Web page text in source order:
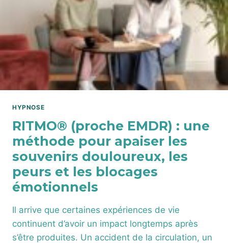
HYPNOSE
RITMO® (proche EMDR) : une
méthode pour apaiser les
souvenirs douloureux, les
peurs et les blocages
émotionnels
Il arrive que certaines expériences de vie
continuent d’avoir un impact longtemps après
s’être produites. Un accident de la circulation, un